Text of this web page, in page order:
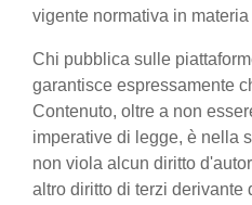
vigente normativa in
Chi pubblica sulle
garantisce espressamente
Contenuto, oltre a non
imperative di legge, è nella
non viola alcun diritto
altro diritto di terzi derivante